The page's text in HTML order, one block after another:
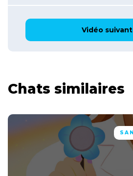
Vidéo
Chats similaires